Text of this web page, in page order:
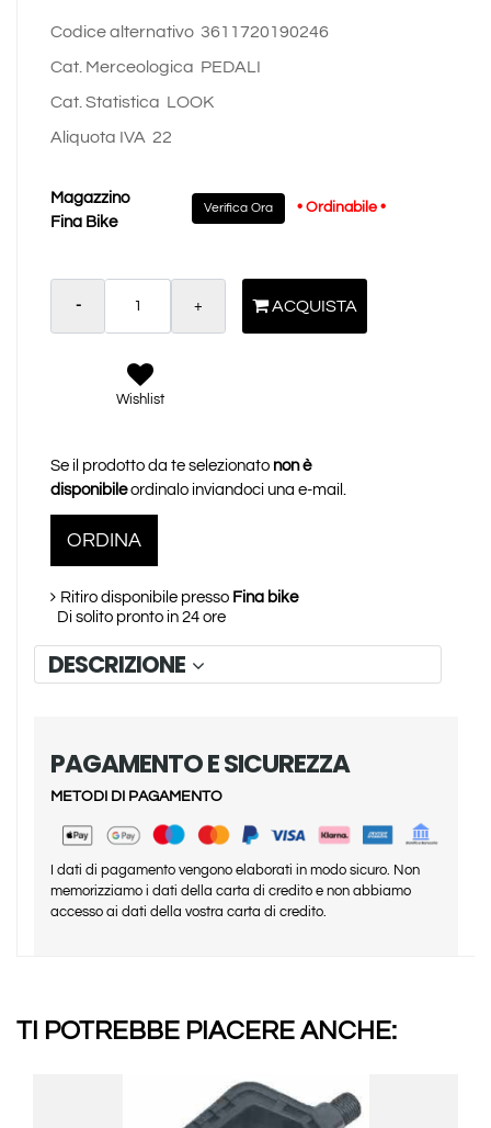
Codice alternativo 3611720190246
Cat. Merceologica PEDALI
Cat. Statistica LOOK
Aliquota IVA 22
Magazzino
Fina Bike
Verifica Ora • Ordinabile •
ACQUISTA
Wishlist
Se il prodotto da te selezionato non è
disponibileordinalo inviandoci una e-mail.
ORDINA
Ritiro disponibile presso Fina bike
Di solito pronto in 24 ore
DESCRIZIONE
PAGAMENTO E SICUREZZA
METODI DI PAGAMENTO
I dati di pagamento vengono elaborati in modo sicuro. Non
memorizziamo i dati della carta di credito e non abbiamo
accesso ai dati della vostra carta di credito.
TI POTREBBE PIACERE ANCHE: